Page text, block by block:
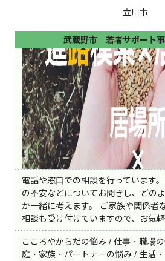
立川市
武蔵野市 若者サポート
電話や窓口での相談を行っています
の不安などについてお聞きし、どの
か一緒に考えます。 ご家族や関係者
相談も受け付けていますので、お気
こころやからだの悩み / 仕事・職場
庭・家族・パートナーの悩み / 生活